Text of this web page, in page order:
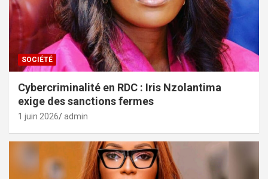
SOCIÉTÉ
Cybercriminalité en RDC : Iris Nzolantima
exige des sanctions fermes
1 juin 2026 admin